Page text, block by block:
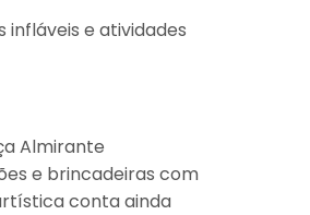
e atividades
Almirante
e brincadeiras com
conta ainda